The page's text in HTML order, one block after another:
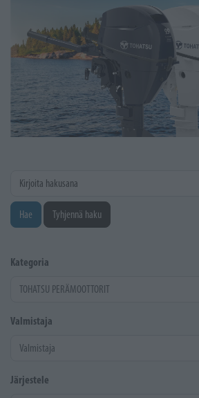
Kirjoita hakusana
Hae Tyhjennä haku
Kategoria
Valmistaja
Järjestele